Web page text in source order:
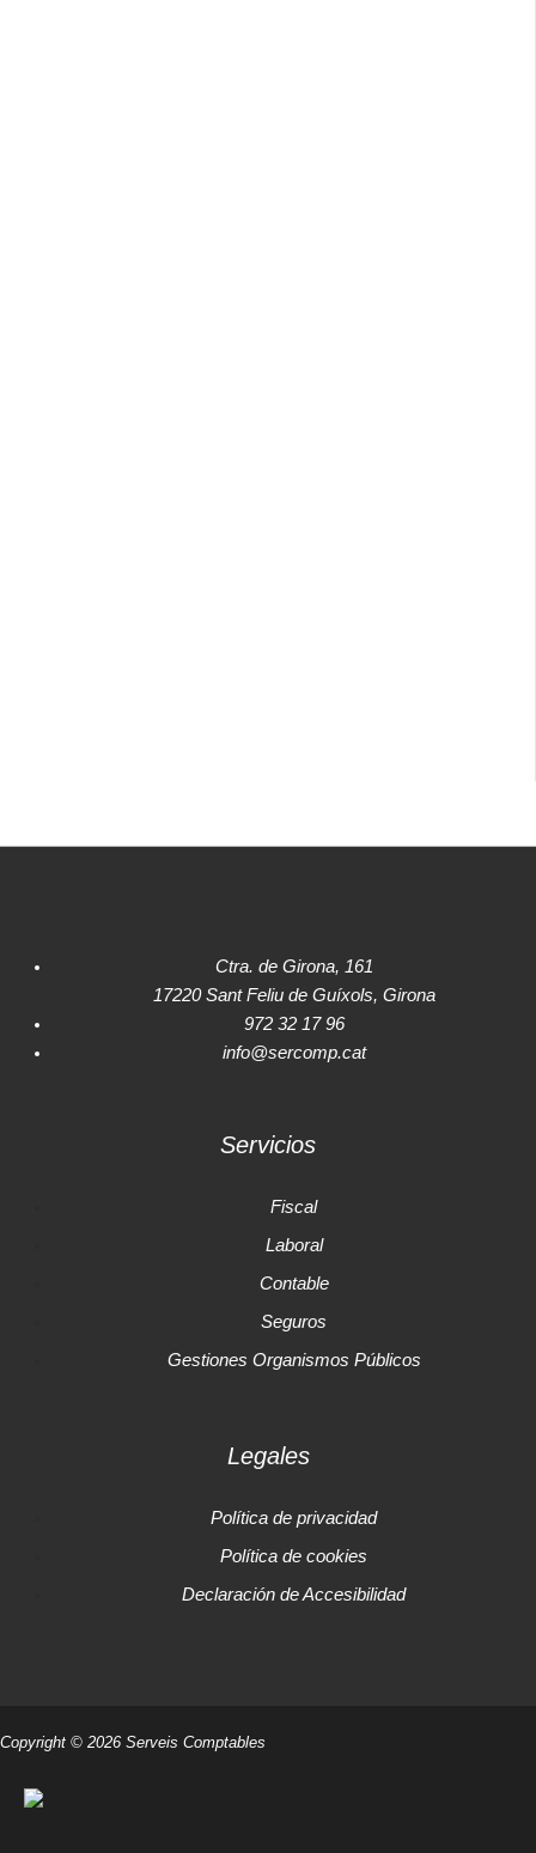
Ctra. de Girona, 161
17220 Sant Feliu de Guíxols, Girona
972 32 17 96
info@sercomp.cat
Servicios
Fiscal
Laboral
Contable
Seguros
Gestiones Organismos Públicos
Legales
Política de privacidad
Política de cookies
Declaración de Accesibilidad
Copyright © 2026 Serveis Comptables